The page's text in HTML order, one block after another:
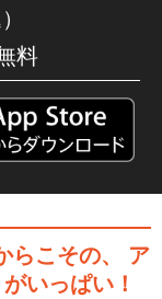
」
草子～
料
こその、
ア
いっぱい！